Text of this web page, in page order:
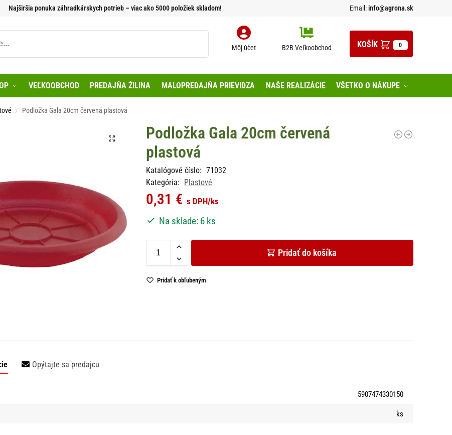
Najširšia ponuka záhradkárskych potrieb – viac ako 5000 položiek skladom! Email:info@agrona.sk
Môj účet B2B Veľkoobchod 0
VEĽKOOBCHOD PREDAJŇA ŽILINA MALOPREDAJŇA PRIEVIDZA NAŠE REALIZÁCIE VŠETKO O NÁKUPE
/ Podložka Gala 20cm červená plastová
Podložka Gala 20cm červená
plastová
Katalógové číslo: 71032
Kategória: Plastové
0,31 € s DPH/ks
Na sklade: 6 ks
Pridať do košíka
Pridať k obľubeným
Opýtajte sa predajcu
5907474330150
ks